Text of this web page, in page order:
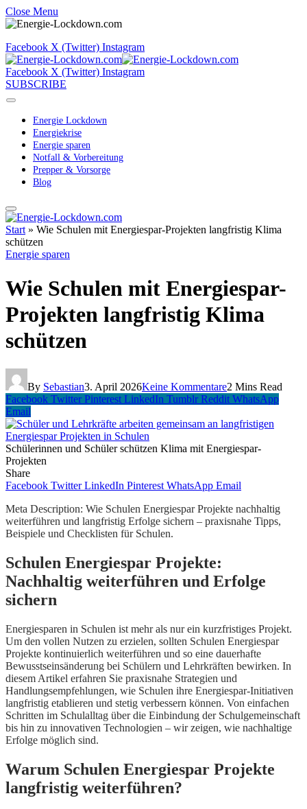
Close Menu
Facebook X (Twitter) Instagram
Facebook X (Twitter) Instagram
SUBSCRIBE
Energie Lockdown
Energiekrise
Energie sparen
Notfall & Vorbereitung
Prepper & Vorsorge
Blog
Start » Wie Schulen mit Energiespar-Projekten langfristig Klima
schützen
Energie sparen
Wie Schulen mit Energiespar-
Projekten langfristig Klima
schützen
By Sebastian3. April 2026Keine Kommentare2 Mins Read
Facebook Twitter Pinterest LinkedIn Tumblr Reddit WhatsApp
Email
Schülerinnen und Schüler schützen Klima mit Energiespar-
Projekten
Share
Facebook Twitter LinkedIn Pinterest WhatsApp Email
Meta Description: Wie Schulen Energiespar Projekte nachhaltig
weiterführen und langfristig Erfolge sichern – praxisnahe Tipps,
Beispiele und Checklisten für Schulen.
Schulen Energiespar Projekte:
Nachhaltig weiterführen und Erfolge
sichern
Energiesparen in Schulen ist mehr als nur ein kurzfristiges Projekt.
Um den vollen Nutzen zu erzielen, sollten Schulen Energiespar
Projekte kontinuierlich weiterführen und so eine dauerhafte
Bewusstseinsänderung bei Schülern und Lehrkräften bewirken. In
diesem Artikel erfahren Sie praxisnahe Strategien und
Handlungsempfehlungen, wie Schulen ihre Energiespar-Initiativen
langfristig etablieren und stetig verbessern können. Von einfachen
Schritten im Schulalltag über die Einbindung der Schulgemeinschaft
bis hin zu innovativen Technologien – wir zeigen, wie nachhaltige
Erfolge möglich sind.
Warum Schulen Energiespar Projekte
langfristig weiterführen?